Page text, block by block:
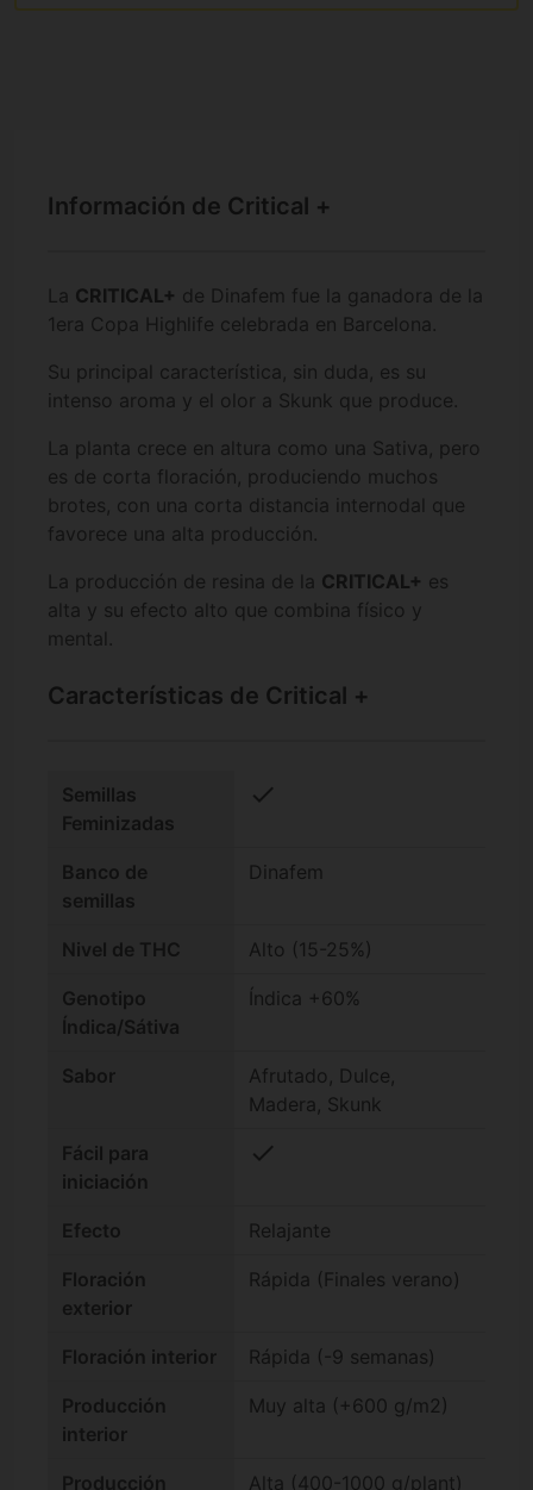
Información de Critical +
La CRITICAL+ de Dinafem fue la ganadora de la
1era Copa Highlife celebrada en Barcelona.
Su principal característica, sin duda, es su
intenso aroma y el olor a Skunk que produce.
La planta crece en altura como una Sativa, pero
es de corta floración, produciendo muchos
brotes, con una corta distancia internodal que
favorece una alta producción.
La producción de resina de la CRITICAL+ es
alta y su efecto alto que combina físico y
mental.
Características de Critical +
Semillas
Feminizadas
check
Banco de
semillas
Dinafem
Nivel de THC Alto (15-25%)
Genotipo
Índica/Sátiva
Índica +60%
Sabor
Afrutado, Dulce,
Madera, Skunk
Fácil para
iniciación
check
Efecto Relajante
Floración
exterior
Rápida (Finales verano)
Floración interior Rápida (-9 semanas)
Producción
interior
Muy alta (+600 g/m2)
Producción Alta (400-1000 g/plant)